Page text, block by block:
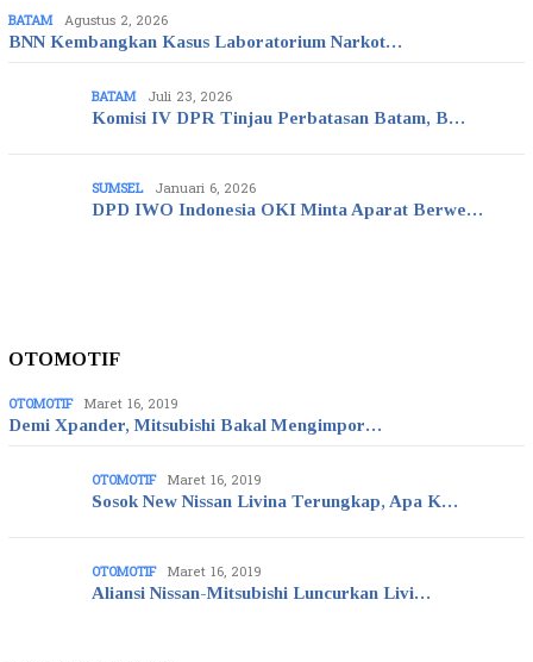
BATAM Agustus 2, 2026
BNN Kembangkan Kasus Laboratorium Narkot…
BATAM Juli 23, 2026
Komisi IV DPR Tinjau Perbatasan Batam, B…
SUMSEL Januari 6, 2026
DPD IWO Indonesia OKI Minta Aparat Berwe…
OTOMOTIF
OTOMOTIF Maret 16, 2019
Demi Xpander, Mitsubishi Bakal Mengimpor…
OTOMOTIF Maret 16, 2019
Sosok New Nissan Livina Terungkap, Apa K…
OTOMOTIF Maret 16, 2019
Aliansi Nissan-Mitsubishi Luncurkan Livi…